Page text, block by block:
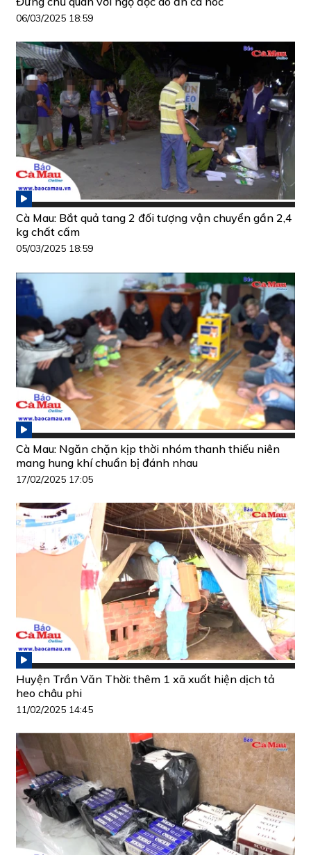
06/03/2025 18:59
Cà Mau: Bắt quả tang 2 đối tượng vận chuyển gần 2,4
kg chất cấm
05/03/2025 18:59
Cà Mau: Ngăn chặn kịp thời nhóm thanh thiếu niên
mang hung khí chuẩn bị đánh nhau
17/02/2025 17:05
Huyện Trần Văn Thời: thêm 1 xã xuất hiện dịch tả
heo châu phi
11/02/2025 14:45